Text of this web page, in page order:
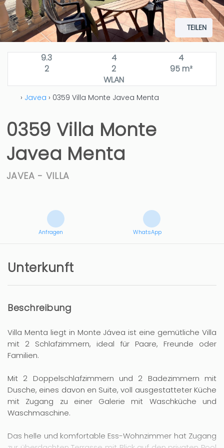
TEILEN
9.3 4
4
2
2
95 m²
WLAN
› Javea › 0359 Villa Monte Javea Menta
0359 Villa Monte
Javea Menta
JAVEA - VILLA
Anfragen WhatsApp
Unterkunft
Beschreibung
Villa Menta liegt in Monte Jávea ist eine gemütliche Villa
mit 2 Schlafzimmern, ideal für Paare, Freunde oder
Familien.
Mit 2 Doppelschlafzimmern und 2 Badezimmern mit
Dusche, eines davon en Suite, voll ausgestatteter Küche
mit Zugang zu einer Galerie mit Waschküche und
Waschmaschine.
Das helle und komfortable Ess-Wohnzimmer hat Zugang